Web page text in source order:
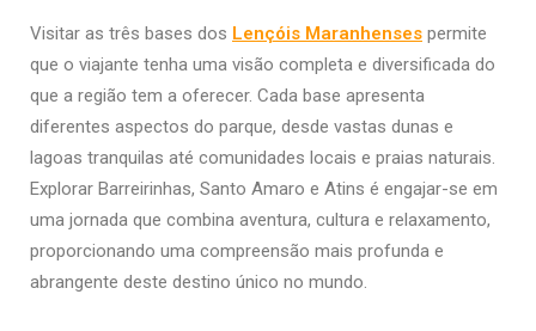
Visitar as três bases dos Lençóis Maranhenses permite
que o viajante tenha uma visão completa e diversificada do
que a região tem a oferecer. Cada base apresenta
diferentes aspectos do parque, desde vastas dunas e
lagoas tranquilas até comunidades locais e praias naturais.
Explorar Barreirinhas, Santo Amaro e Atins é engajar-se em
uma jornada que combina aventura, cultura e relaxamento,
proporcionando uma compreensão mais profunda e
abrangente deste destino único no mundo.